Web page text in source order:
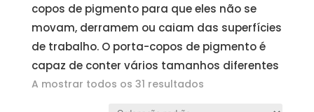
copos de pigmento para que eles não se
movam, derramem ou caiam das superfícies
de trabalho. O porta-copos de pigmento é
capaz de conter vários tamanhos diferentes
A mostrar todos os 31 resultados